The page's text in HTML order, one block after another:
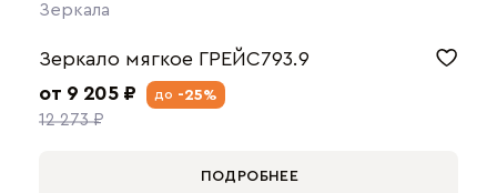
Зеркала
Зеркало мягкое ГРЕЙС793.9
от 9 205 ₽
12 273 ₽
до -25%
ПОДРОБНЕЕ